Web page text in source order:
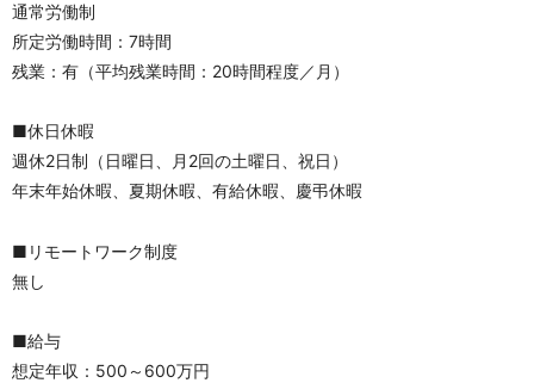
通常労働制
所定労働時間：7時間
残業：有（平均残業時間：20時間程度／月）
■休日休暇
週休2日制（日曜日、月2回の土曜日、祝日）
年末年始休暇、夏期休暇、有給休暇、慶弔休暇
■リモートワーク制度
無し
■給与
想定年収：500～600万円